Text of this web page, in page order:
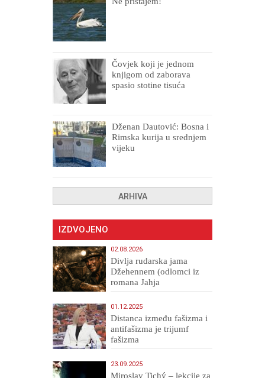
Čovjek koji je jednom
knjigom od zaborava
spasio stotine tisuća
Dženan Dautović: Bosna i
Rimska kurija u srednjem
vijeku
ARHIVA
IZDVOJENO
02.08.2026
Divlja rudarska jama
Džehennem (odlomci iz
romana Jahja
01.12.2025
Distanca između fašizma i
antifašizma je trijumf
fašizma
23.09.2025
Miroslav Tichý – lekcije za